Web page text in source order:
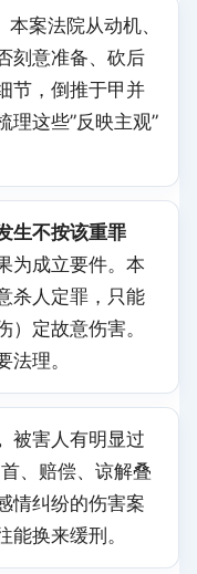
本案法院从动机、
刻意准备、砍后
节，倒推于甲并
理这些”反映主观”
生不按该重罪
为成立要件。本
杀人定罪，只能
定故意伤害。
理。
被害人有明显过
、赔偿、谅解叠
情纠纷的伤害案
换来缓刑。